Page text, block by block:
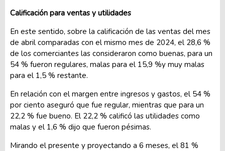
Calificación para ventas y utilidades
En este sentido, sobre la calificación de las ventas del mes
de abril comparadas con el mismo mes de 2024, el 28,6 %
de los comerciantes las consideraron como buenas, para un
54 % fueron regulares, malas para el 15,9 %y muy malas
para el 1,5 % restante.
En relación con el margen entre ingresos y gastos, el 54 %
por ciento aseguró que fue regular, mientras que para un
22,2 % fue bueno. El 22,2 % calificó las utilidades como
malas y el 1,6 % dijo que fueron pésimas.
Mirando el presente y proyectando a 6 meses, el 81 %